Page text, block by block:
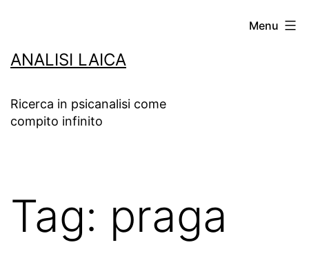
contenuto
ANALISI LAICA
Ricerca in psicanalisi come
compito infinito
Menu
Tag: praga